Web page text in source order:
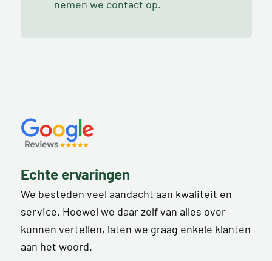
nemen we contact op.
Echte ervaringen
We besteden veel aandacht aan kwaliteit en
service. Hoewel we daar zelf van alles over
kunnen vertellen, laten we graag enkele klanten
aan het woord.